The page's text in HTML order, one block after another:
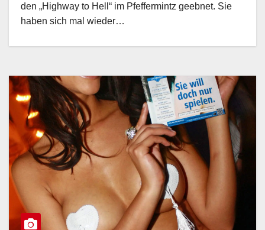
den „Highway to Hell“ im Pfeffermintz geebnet. Sie
haben sich mal wieder…